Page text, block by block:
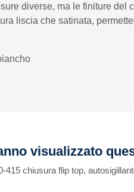
diverse, ma le finiture
liscia che satinata,
visualizzato
415 chiusura flip top,